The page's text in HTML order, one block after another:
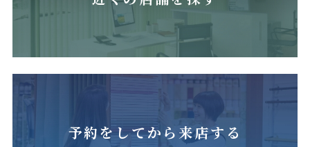
予約をしてから来店する